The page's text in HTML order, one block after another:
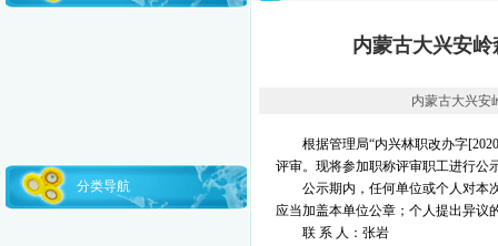
分类导航
内蒙古大兴安
内蒙古大兴安
根据管理局“内兴林职改办字
评审。现将参加职称评审职工进行公
公示期内，任何单位或个人对本
应当加盖本单位公章；个人提出异议
联 系 人：张岩